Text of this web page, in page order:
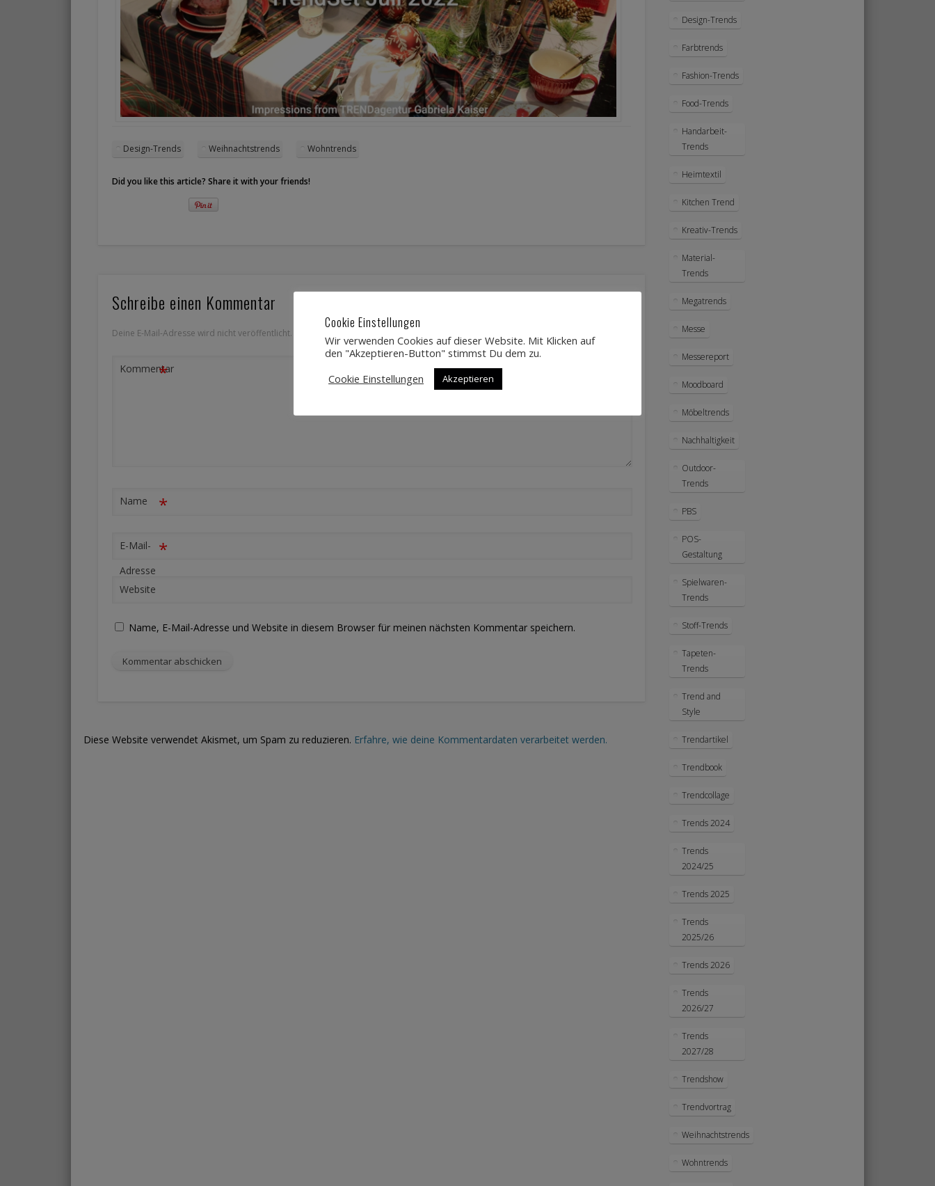
Design-Trends Weihnachtstrends Wohntrends
Did you like this article? Share it with your friends!
Schreibe einen Kommentar
Deine E-Mail-Adresse wird nicht veröffentlicht. Erforderliche Felder sind mit*
Kommentar
*
Name *
E-Mail-
Adresse
*
Website
Name, E-Mail-Adresse und Website in diesem Browser für meinen nächsten Kommentar speichern.
Diese Website verwendet Akismet, um Spam zu reduzieren. Erfahre, wie deine Kommentardaten verarbeitet werden.
Design-Trends
Farbtrends
Fashion-Trends
Food-Trends
Handarbeit-
Trends
Heimtextil
Kitchen Trend
Kreativ-Trends
Material-
Trends
Megatrends
Messe
Messereport
Moodboard
Möbeltrends
Nachhaltigkeit
Outdoor-
Trends
PBS
POS-
Gestaltung
Spielwaren-
Trends
Stoff-Trends
Tapeten-
Trends
Trend and
Style
Trendartikel
Trendbook
Trendcollage
Trends 2024
Trends
2024/25
Trends 2025
Trends
2025/26
Trends 2026
Trends
2026/27
Trends
2027/28
Trendshow
Trendvortrag
Weihnachtstrends
Wohntrends
Cookie Einstellungen
Wir verwenden Cookies auf dieser Website. Mit Klicken auf
den "Akzeptieren-Button" stimmst Du dem zu.
Cookie Einstellungen
Akzeptieren